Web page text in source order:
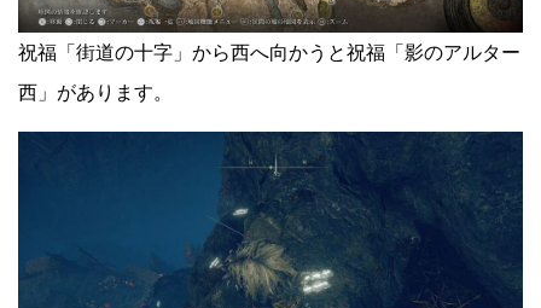
祝福「街道の十字」から西へ向かうと祝福「影のアルター
西」があります。